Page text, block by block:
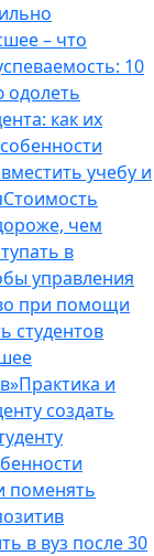
– что
10
одолеть
как их
учебу и
Стоимость
чем
в
управления
при помощи
студентов
Практика и
создать
поменять
в вуз после 30